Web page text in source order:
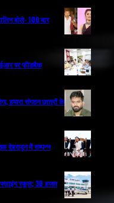
बोले- 100 बार
पर फीडबैक
हमारा संगठन छात्रों के
देहरादून में सम्पन्न
स्कूल; 30 हजार